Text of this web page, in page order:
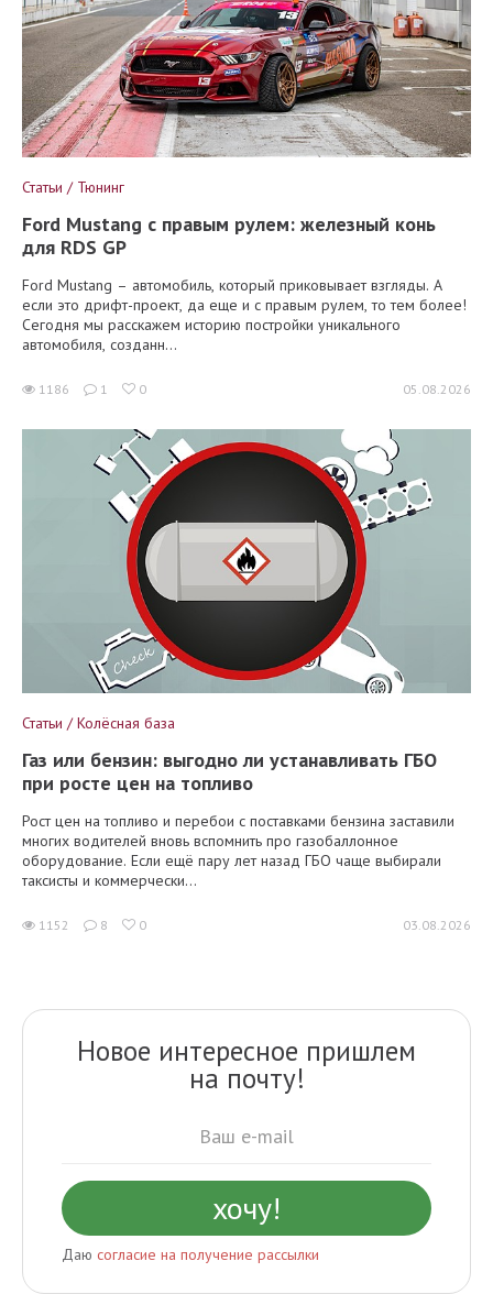
Статьи / Тюнинг
Ford Mustang с правым рулем: железный конь
для RDS GP
Ford Mustang – автомобиль, который приковывает взгляды. А
если это дрифт-проект, да еще и с правым рулем, то тем более!
Сегодня мы расскажем историю постройки уникального
автомобиля, созданн...
1186 1 0 05.08.2026
Статьи / Колёсная база
Газ или бензин: выгодно ли устанавливать ГБО
при росте цен на топливо
Рост цен на топливо и перебои с поставками бензина заставили
многих водителей вновь вспомнить про газобаллонное
оборудование. Если ещё пару лет назад ГБО чаще выбирали
таксисты и коммерчески...
1152 8 0 03.08.2026
Новое интересное пришлем
на почту!
Даю согласие на получение рассылки